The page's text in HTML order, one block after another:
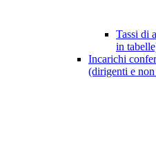
Tassi di
in
Incarichi
(dirigenti e